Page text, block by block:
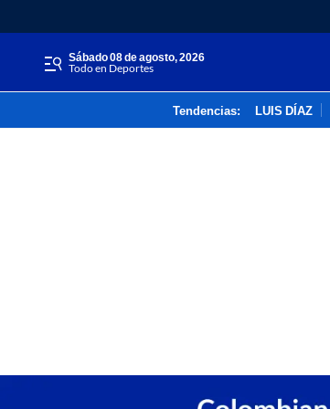
sábado 08 de agosto, 2026
Todo en Deportes
Tendencias: LUIS DÍAZ